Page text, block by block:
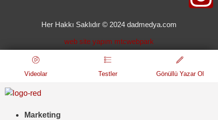
Her Hakkı Saklıdır © 2024 dadmedya.com
web site yapım mtcwebpark
Videolar Testler Gönüllü Yazar Ol
Marketing